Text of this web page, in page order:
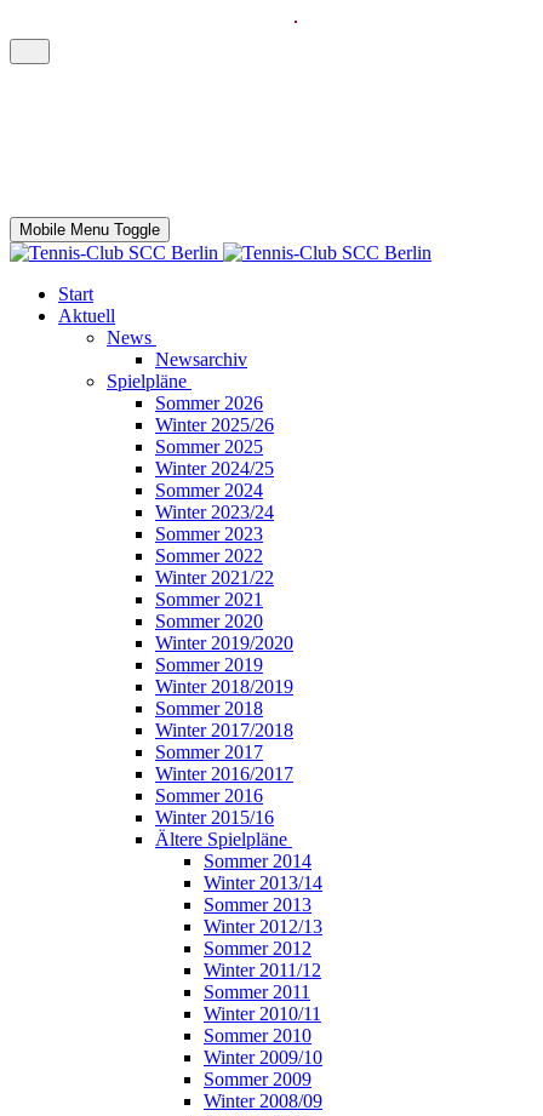
Mobile Menu Toggle
Start
Aktuell
News
Newsarchiv
Spielpläne
Sommer 2026
Winter 2025/26
Sommer 2025
Winter 2024/25
Sommer 2024
Winter 2023/24
Sommer 2023
Sommer 2022
Winter 2021/22
Sommer 2021
Sommer 2020
Winter 2019/2020
Sommer 2019
Winter 2018/2019
Sommer 2018
Winter 2017/2018
Sommer 2017
Winter 2016/2017
Sommer 2016
Winter 2015/16
Ältere Spielpläne
Sommer 2014
Winter 2013/14
Sommer 2013
Winter 2012/13
Sommer 2012
Winter 2011/12
Sommer 2011
Winter 2010/11
Sommer 2010
Winter 2009/10
Sommer 2009
Winter 2008/09